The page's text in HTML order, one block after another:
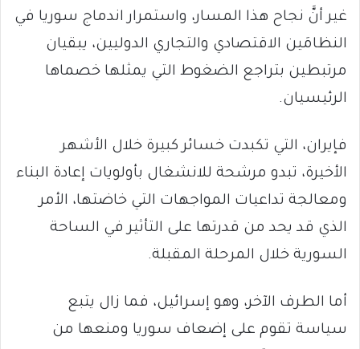
غير أنَّ نجاح هذا المسار، واستمرار اندماج سوريا في
النظامَين الاقتصادي والتجاري الدوليين، يبقيان
مرتبطين بتراجع الضغوط التي يمثلها خصماها
الرئيسيان.
فإيران، التي تكبدت خسائر كبيرة خلال الأشهر
الأخيرة، تبدو مرشحة للانشغال بأولويات إعادة البناء
ومعالجة تداعيات المواجهات التي خاضتها، الأمر
الذي قد يحد من قدرتها على التأثير في الساحة
السورية خلال المرحلة المقبلة.
أما الطرف الآخر، وهو إسرائيل، فما زال يتبع
سياسة تقوم على إضعاف سوريا ومنعها من